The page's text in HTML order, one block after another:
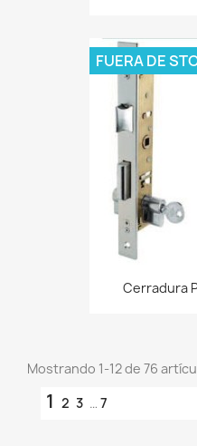
Cerradura
FUERA DE
Mostrando 1-12 de 76
1 2 3 … 7